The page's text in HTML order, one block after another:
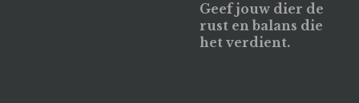
Geef jouw dier de
rust en balans die
het verdient.